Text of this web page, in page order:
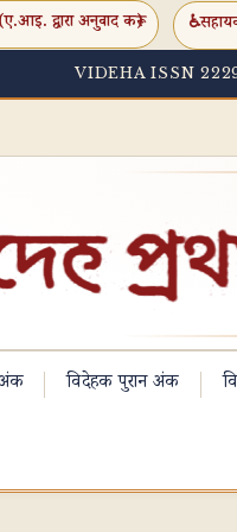
(ए.आइ. द्वारा अनुवाद करू) ♿
VIDEHA ISSN
विदेहक पुरान अंक